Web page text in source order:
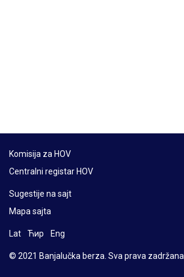
Komisija za HOV
Centralni registar HOV
Sugestije na sajt
Mapa sajta
Lat Ћир Eng
© 2021 Banjalučka berza. Sva prava zadržana.